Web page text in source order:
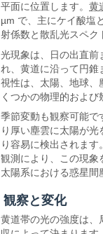
平面に位置します。黄
µm で、主にケイ酸塩
射係数と散乱光スペク
光現象は、日の出直前
れ、黄道に沿って円
視性は、太陽、地球、
くつかの物理的および
季節変動も観察可能で
り厚い塵雲に太陽が
り容易に検出されま
観測により、この現象
太陽系における惑星間
観察と変化
黄道帯の光の強度は、